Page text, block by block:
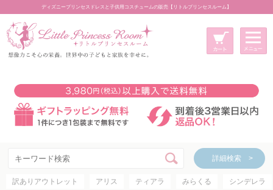
ディズニープリンセスドレスと子供用コスチュームの販売【リトルプリンセスルーム】
詳細検索 >
訳ありアウトレット アリス ティアラ みらくる シンデレラ
新規会員登録
マイページ
カート
詳細検索 >
アイテムカテゴリー